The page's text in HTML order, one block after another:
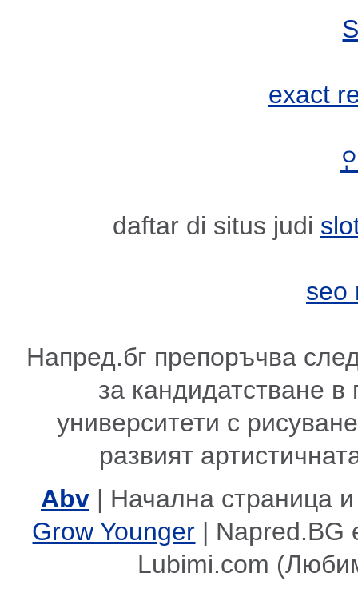
exact
daftar di situs judi
seo
Напред.бг препоръчва
за кандидатстване
университети с
развият
Abv | Начална страница
Grow Younger | Napred.BG
Lubimi.com